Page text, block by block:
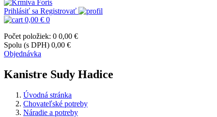
Prihlásiť sa Registrovať
0,00 € 0
Počet položiek: 0 0,00 €
Spolu (s DPH) 0,00 €
Objednávka
Kanistre Sudy Hadice
Úvodná stránka
Chovateľské potreby
Náradie a potreby